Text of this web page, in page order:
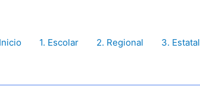
Inicio 1. Escolar 2. Regional 3. Estatal